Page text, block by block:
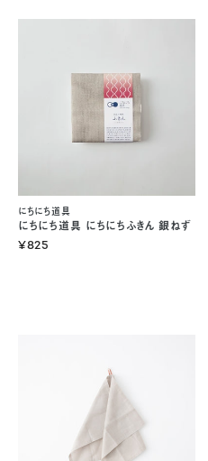
にちにち道具 にちにちふきん 銀ねず
にちにち道具
¥825